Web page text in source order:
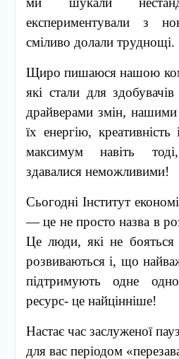
експериментували з
сміливо долали труднощі.
Щиро пишаюся нашою
які стали для
драйверами змін,
їх енергію,
максимум навіть
здавалися неможливими!
Сьогодні Інститут
— це не просто назва в
Це люди, які не бояться
розвиваються і, що
підтримують одне
ресурс- це найцінніше!
Настає час заслуженої
для вас періодом